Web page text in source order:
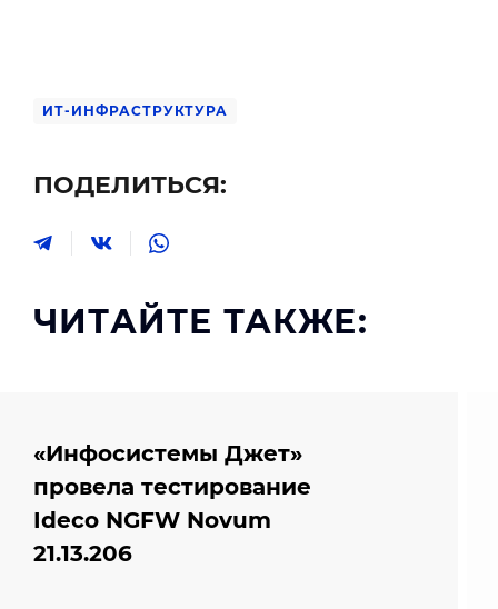
ИТ-ИНФРАСТРУКТУРА
ПОДЕЛИТЬСЯ:
ЧИТАЙТЕ ТАКЖЕ:
«Инфосистемы Джет»
провела тестирование
Ideco NGFW Novum
21.13.206